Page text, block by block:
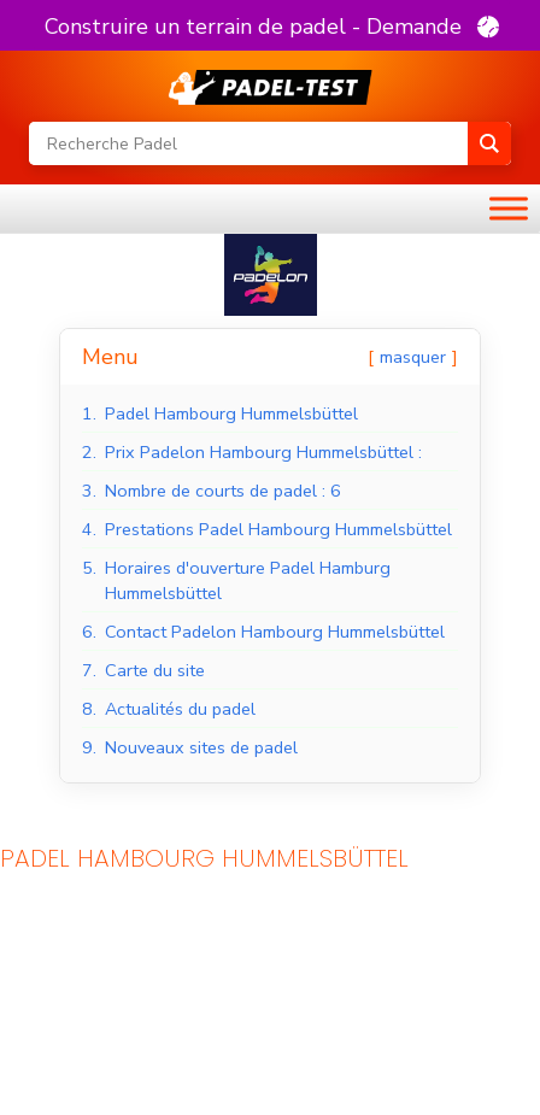
Construire un terrain de padel - Demande
Menu masquer
1. Padel Hambourg Hummelsbüttel
2. Prix Padelon Hambourg Hummelsbüttel :
3. Nombre de courts de padel : 6
4. Prestations Padel Hambourg Hummelsbüttel
5. Horaires d'ouverture Padel Hamburg
Hummelsbüttel
6. Contact Padelon Hambourg Hummelsbüttel
7. Carte du site
8. Actualités du padel
9. Nouveaux sites de padel
PADEL HAMBOURG HUMMELSBÜTTEL